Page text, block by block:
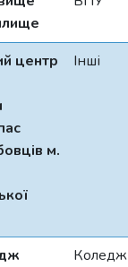
центр
м.
Інші
Коледж